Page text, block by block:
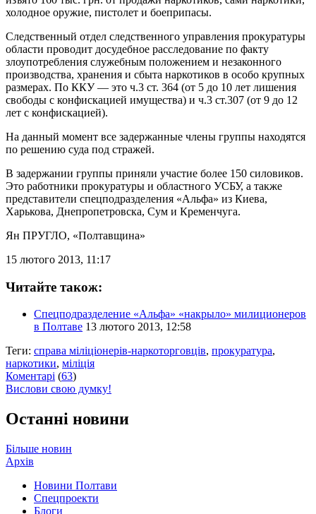
холодное оружие, пистолет и боеприпасы.
Следственный отдел следственного управления прокуратуры
области проводит досудебное расследование по факту
злоупотребления служебным положением и незаконного
производства, хранения и сбыта наркотиков в особо крупных
размерах. По ККУ — это ч.3 ст. 364 (от 5 до 10 лет лишения
свободы с конфискацией имущества) и ч.3 ст.307 (от 9 до 12
лет с конфискацией).
На данный момент все задержанные члены группы находятся
по решению суда под стражей.
В задержании группы приняли участие более 150 силовиков.
Это работники прокуратуры и областного УСБУ, а также
представители спецподразделения «Альфа» из Киева,
Харькова, Днепропетровска, Сум и Кременчуга.
Ян ПРУГЛО, «Полтавщина»
15 лютого 2013, 11:17
Читайте також:
Спецподразделение «Альфа» «накрыло» милиционеров
в Полтаве 13 лютого 2013, 12:58
Теги: справа міліціонерів-наркоторговців, прокуратура,
наркотики, міліція
Коментарі (63)
Вислови свою думку!
Останні новини
Більше новин
Архів
Новини Полтави
Спецпроекти
Блоги